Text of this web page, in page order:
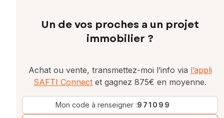
Un de vos proches a un projet
immobilier ?
Achat ou vente, transmettez-moi l’info via l’appli
SAFTI Connect et gagnez 875€ en moyenne.
Mon code à renseigner :971099